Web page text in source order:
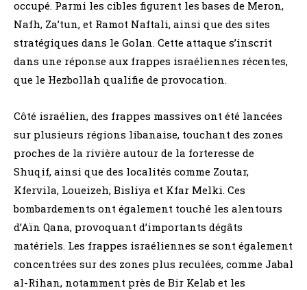
occupé. Parmi les cibles figurent les bases de Meron,
Nafh, Za’tun, et Ramot Naftali, ainsi que des sites
stratégiques dans le Golan. Cette attaque s’inscrit
dans une réponse aux frappes israéliennes récentes,
que le Hezbollah qualifie de provocation.
Côté israélien, des frappes massives ont été lancées
sur plusieurs régions libanaise, touchant des zones
proches de la rivière autour de la forteresse de
Shuqif, ainsi que des localités comme Zoutar,
Kfervila, Loueizeh, Bisliya et Kfar Melki. Ces
bombardements ont également touché les alentours
d’Aïn Qana, provoquant d’importants dégâts
matériels. Les frappes israéliennes se sont également
concentrées sur des zones plus reculées, comme Jabal
al-Rihan, notamment près de Bir Kelab et les